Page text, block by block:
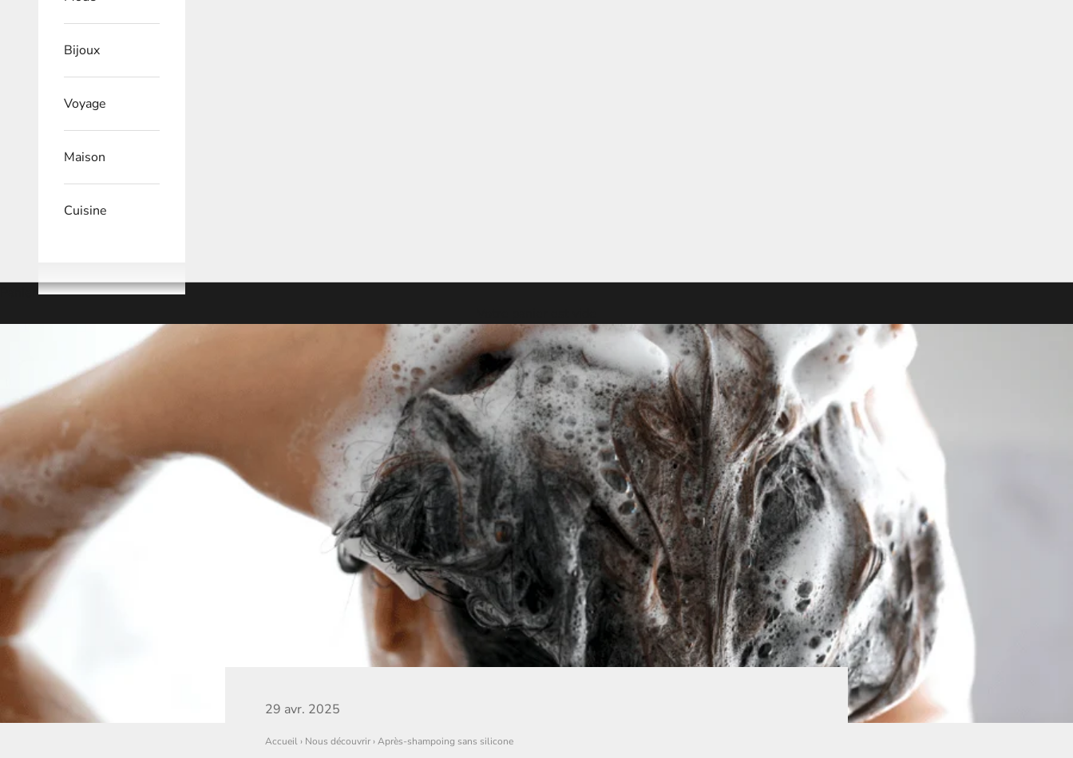
Bijoux
Voyage
Maison
Cuisine
29 avr. 2025
Accueil› Nous découvrir›Après-shampoing sans silicone